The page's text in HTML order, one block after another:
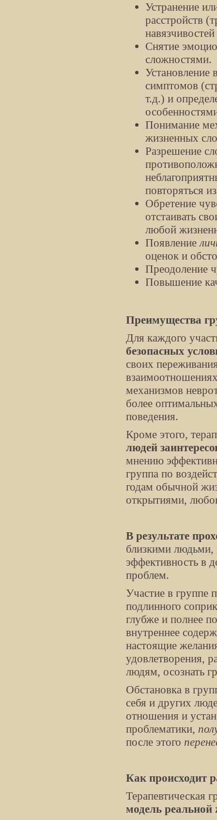
Устранение
расстройств
Снятие
сложностями.
Установление
симптомов
т.д.) и
Понимание
жизненных
Разрешение
повторяться
Обретение
отстаивать
любой
Появление
оценок и
Преодоление
Повышение
Преимущества
Для каждого
безопасных
своих
механизмов
более
поведения.
Кроме этого,
людей
мнению
группа по
годам обычной
открытиями,
В результате
близкими людьми,
эффективность в
проблем.
Участие в группе
подлинного
глубже и полнее
внутреннее
настоящие
удовлетворения,
людям, осознать
Обстановка в
себя и других
отношения и
проблематики,
после этого
Как происходит
Терапевтическая
модель реальной